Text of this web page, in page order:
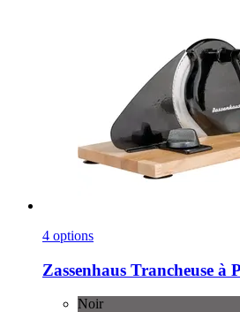
4 options
Zassenhaus Trancheuse à
Noir